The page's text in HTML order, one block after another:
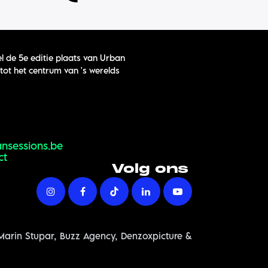
de 5e editie plaats van Urban
het centrum van 's werelds
Volg ons
Stupar, Buzz Agency, Denzoxpicture &